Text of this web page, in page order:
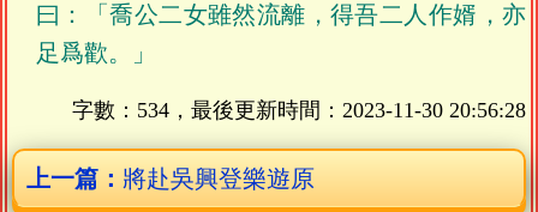
曰：「喬公二女雖然流離，得吾二人作婿，亦
足爲歡。」
字數：534，最後更新時間： 2023-11-30 20:56:28
上一篇： 將赴吳興登樂遊原